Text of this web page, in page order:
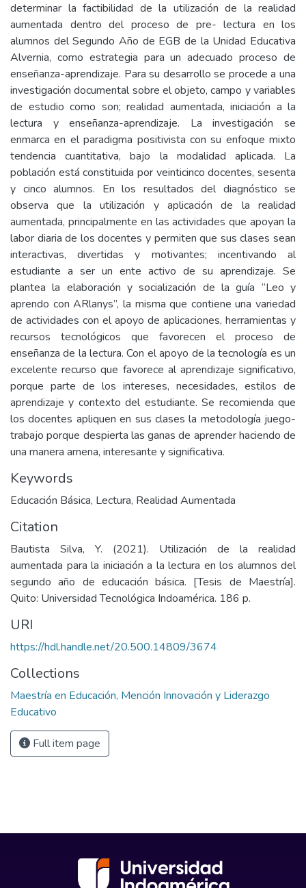
determinar la factibilidad de la utilización de la realidad
aumentada dentro del proceso de pre- lectura en los
alumnos del Segundo Año de EGB de la Unidad Educativa
Alvernia, como estrategia para un adecuado proceso de
enseñanza-aprendizaje. Para su desarrollo se procede a una
investigación documental sobre el objeto, campo y variables
de estudio como son; realidad aumentada, iniciación a la
lectura y enseñanza-aprendizaje. La investigación se
enmarca en el paradigma positivista con su enfoque mixto
tendencia cuantitativa, bajo la modalidad aplicada. La
población está constituida por veinticinco docentes, sesenta
y cinco alumnos. En los resultados del diagnóstico se
observa que la utilización y aplicación de la realidad
aumentada, principalmente en las actividades que apoyan la
labor diaria de los docentes y permiten que sus clases sean
interactivas, divertidas y motivantes; incentivando al
estudiante a ser un ente activo de su aprendizaje. Se
plantea la elaboración y socialización de la guía “Leo y
aprendo con ARlanys”, la misma que contiene una variedad
de actividades con el apoyo de aplicaciones, herramientas y
recursos tecnológicos que favorecen el proceso de
enseñanza de la lectura. Con el apoyo de la tecnología es un
excelente recurso que favorece al aprendizaje significativo,
porque parte de los intereses, necesidades, estilos de
aprendizaje y contexto del estudiante. Se recomienda que
los docentes apliquen en sus clases la metodología juego-
trabajo porque despierta las ganas de aprender haciendo de
una manera amena, interesante y significativa.
Keywords
Educación Básica, Lectura, Realidad Aumentada
Citation
Bautista Silva, Y. (2021). Utilización de la realidad
aumentada para la iniciación a la lectura en los alumnos del
segundo año de educación básica. [Tesis de Maestría].
Quito: Universidad Tecnológica Indoamérica. 186 p.
URI
https://hdl.handle.net/20.500.14809/3674
Collections
Maestría en Educación, Mención Innovación y Liderazgo
Educativo
Full item page